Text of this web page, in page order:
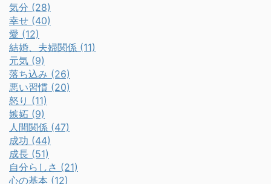
気分 (28)
幸せ (40)
愛 (12)
結婚、夫婦関係 (11)
元気 (9)
落ち込み (26)
悪い習慣 (20)
怒り (11)
嫉妬 (9)
人間関係 (47)
成功 (44)
成長 (51)
自分らしさ (21)
心の基本 (12)